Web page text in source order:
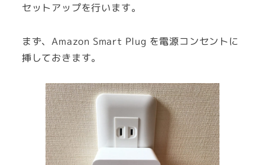
セットアップを行います。
まず、Amazon Smart Plug を電源コンセントに
挿しておきます。